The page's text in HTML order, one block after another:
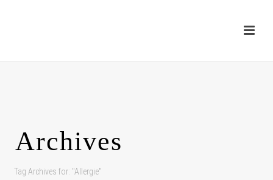
Archives
Tag Archives for: "Allergie"